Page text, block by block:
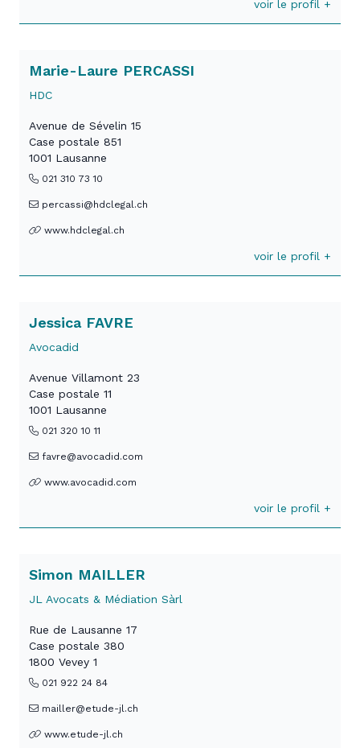
voir le profil +
Marie-Laure PERCASSI
HDC
Avenue de Sévelin 15
Case postale 851
1001 Lausanne
021 310 73 10
percassi@hdclegal.ch
www.hdclegal.ch
voir le profil +
Jessica FAVRE
Avocadid
Avenue Villamont 23
Case postale 11
1001 Lausanne
021 320 10 11
favre@avocadid.com
www.avocadid.com
voir le profil +
Simon MAILLER
JL Avocats & Médiation Sàrl
Rue de Lausanne 17
Case postale 380
1800 Vevey 1
021 922 24 84
mailler@etude-jl.ch
www.etude-jl.ch